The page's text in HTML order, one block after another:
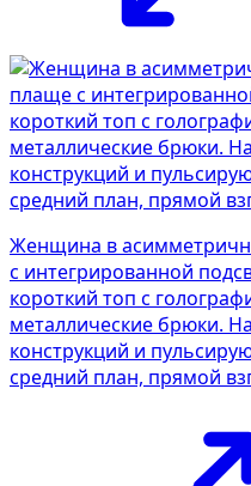
Женщина в
с интегрированной
короткий топ с
металлические брюки.
конструкций и
средний план, прямой